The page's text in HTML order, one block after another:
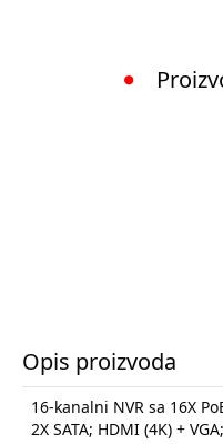
Opis proizvoda
16-kanalni NVR sa 16X
2X SATA; HDMI (4K) +